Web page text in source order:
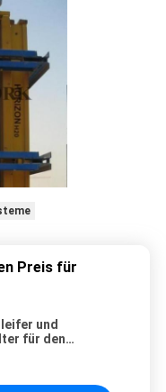
Preis für
und
für den